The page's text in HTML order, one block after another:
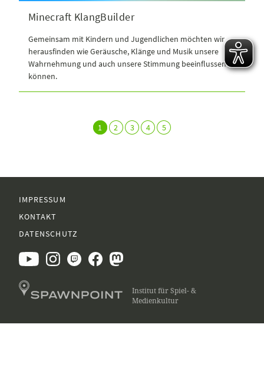
Minecraft KlangBuilder
Gemeinsam mit Kindern und Jugendlichen möchten wir
herausfinden wie Geräusche, Klänge und Musik unsere
Wahrnehmung und auch unsere Stimmung beeinflussen
können.
1 2 3 4 5
IMPRESSUM
KONTAKT
DATENSCHUTZ
Institut für Spiel- &
Medienkultur